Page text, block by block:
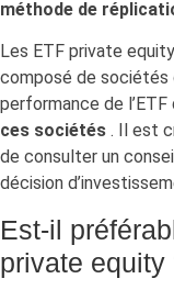
méthode de
Les ETF private
composé de sociétés
performance de
ces sociétés . Il est
de consulter un
décision
Est-il
private equity